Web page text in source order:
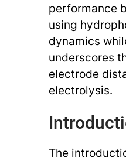
performance
using
dynamics
underscores
electrode
electrolysis.
The